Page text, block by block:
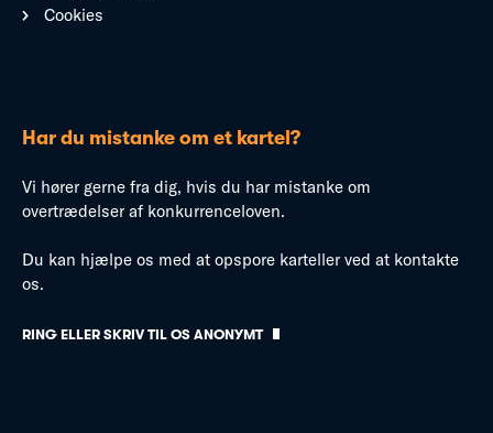
Cookies
Har du mistanke om et kartel?
Vi hører gerne fra dig, hvis du har mistanke om
overtrædelser af konkurrenceloven.
Du kan hjælpe os med at opspore karteller ved at kontakte
os.
RING ELLER SKRIV TIL OS ANONYMT